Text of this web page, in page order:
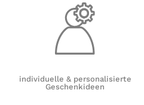
individuelle & personalisierte
Geschenkideen